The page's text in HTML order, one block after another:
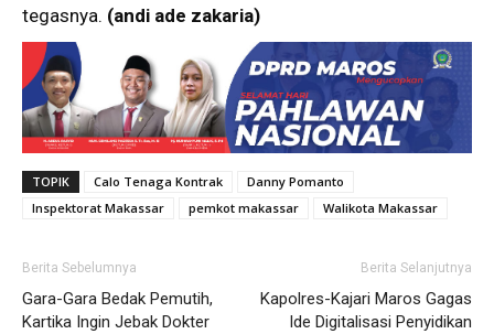
tegasnya. (andi ade zakaria)
TOPIK Calo Tenaga Kontrak
Danny Pomanto
Inspektorat Makassar
pemkot makassar Walikota Makassar
Berita Sebelumnya
Gara-Gara Bedak Pemutih,
Kartika Ingin Jebak Dokter
Berita Selanjutnya
Kapolres-Kajari Maros Gagas
Ide Digitalisasi Penyidikan